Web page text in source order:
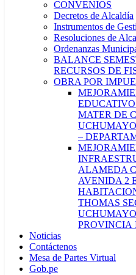
CONVENIOS
Decretos de Alcaldía
Instrumentos de
Resoluciones de
Ordenanzas
BALANCE
RECURSOS DE
OBRA POR
MATER DE
–
ALAMEDA
AVENIDA 2
THOMAS
PROVINCIA
Noticias
Contáctenos
Mesa de Partes Virtual
Gob.pe